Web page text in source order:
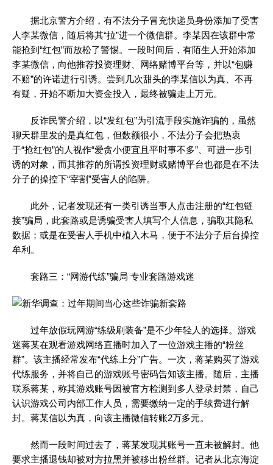
据北京警方介绍，有不法分子冒充快递员身份添加了受害
人李某微信，随后将其“拉”进一个微信群。李某因在该群中常
能抢到“红包”而放松了警惕。一段时间后，有陌生人开始添加
李某微信，向他推荐投资理财、网络赌博平台等，并以“包赚
不赔”的许诺进行引诱。尝到几次甜头的李某信以为真、不再
有疑，开始不断加大资金投入，最终被骗走上万元。
反诈民警介绍，以“发红包”为引流手段实施诈骗的，虽然
聊天群里发的是真红包，但数额很小，不法分子会把热衷
于“抢红包”的人视作“爱贪小便宜且平时事不多”、可进一步引
诱的对象，而其推荐的所谓投资理财或赌博平台也都是在不法
分子的操控下“宰割”受害人的陷阱。
此外，记者发现还有一类引诱当事人点击注册的“红包链
接”骗局，此套路或是诱骗受害人填写个人信息，骗取其隐私
数据；或是在受害人手机中植入木马，便于不法分子后台操控
牟利。
套路三：“网游代练”骗局 专业套路游戏迷
过年放假玩网游“练级刷装备”是不少年轻人的选择。游戏
迷蒋某在观看游戏网络直播时加入了一位游戏主播的“粉丝
群”。该主播经常发布“代练上分”广告。一次，蒋某购买了游戏
代练服务，并将自己的游戏账号密码告知该主播。随后，主播
联系蒋某，称其游戏账号因被官方检测到多人登录封禁，自己
认识游戏公司内部工作人员，需要缴纳一定的手续费进行解
封。蒋某信以为真，向该主播微信转账2万多元。
然而一段时间过去了，蒋某发现其账号一直未被解封。他
要求主播退钱却被对方拉黑并被移出粉丝群。记者从北京海淀